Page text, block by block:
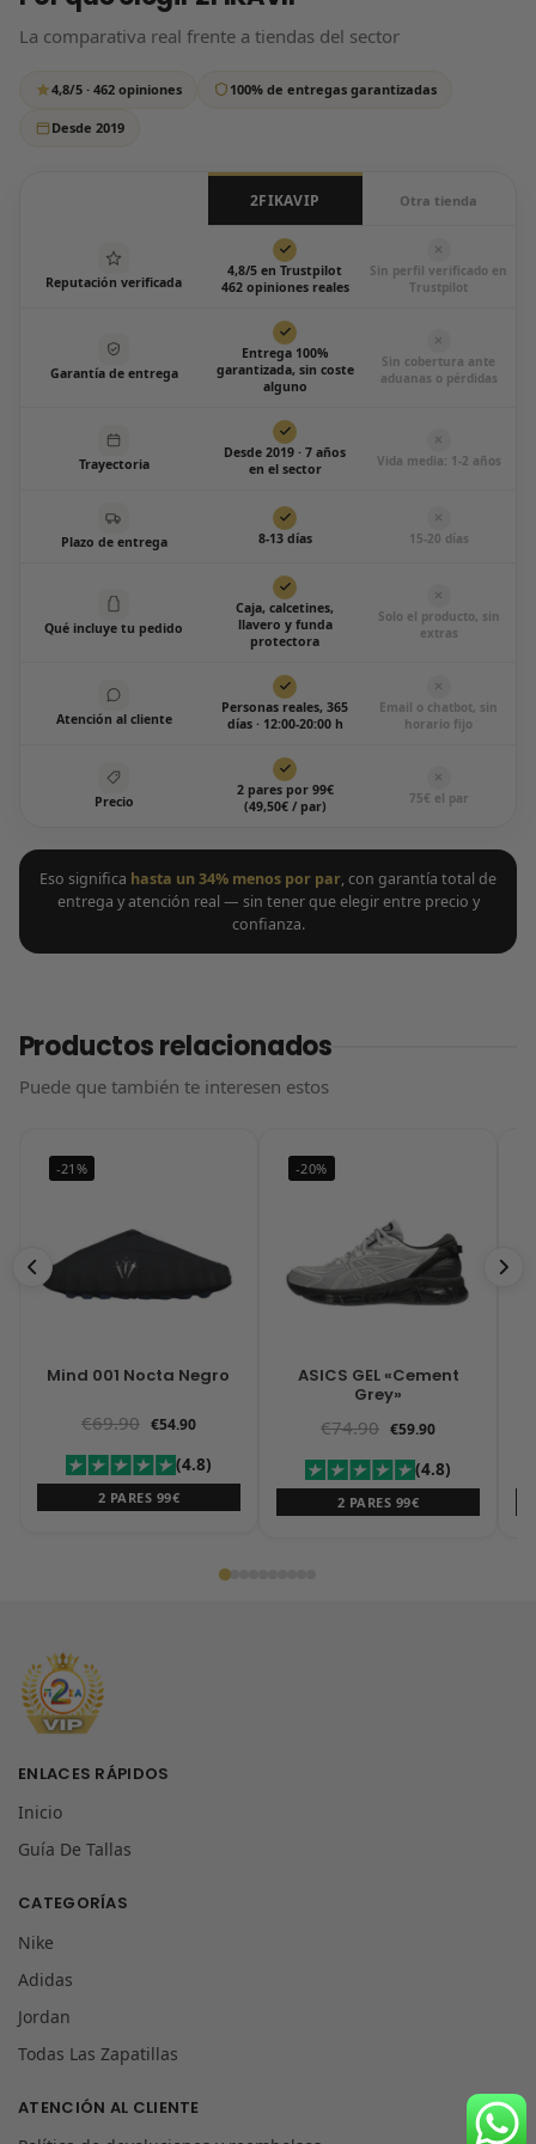
respondemos siempre, sin excepción.
La comparativa real frente a tiendas del sector
4,8/5 · 462 opiniones 100% de entregas garantizadas
Desde 2019
2FIKAVIP Otra tienda
Reputación verificada
4,8/5 en Trustpilot
462 opiniones reales
Sin perfil verificado en
Trustpilot
Garantía de entrega
Entrega 100%
garantizada, sin coste
alguno
Sin cobertura ante
aduanas o pérdidas
Trayectoria
Desde 2019 · 7 años
en el sector
Vida media: 1-2 años
Plazo de entrega 8-13 días 15-20 días
Qué incluye tu pedido
Caja, calcetines,
llavero y funda
protectora
Solo el producto, sin
extras
Atención al cliente
Personas reales, 365
días · 12:00-20:00 h
Email o chatbot, sin
horario fijo
Precio
2 pares por 99€
(49,50€ / par)
75€ el par
Eso significa hasta un 34% menos por par, con garantía total de
entrega y atención real — sin tener que elegir entre precio y
confianza.
Productos relacionados
Puede que también te interesen estos
-21%
Mind 001 Nocta Negro
€69.90 €54.90
(4.8)
2 PARES 99€
-20%
ASICS GEL «Cement
Grey»
€74.90 €59.90
(4.8)
2 PARES 99€
ENLACES RÁPIDOS
Inicio
Guía De Tallas
CATEGORÍAS
Nike
Adidas
Jordan
Todas Las Zapatillas
ATENCIÓN AL CLIENTE